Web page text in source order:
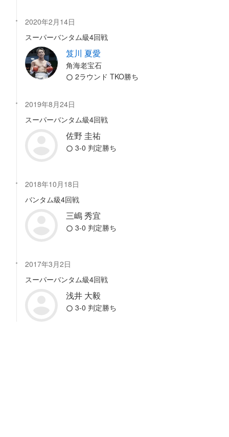
2020年2月14日
スーパーバンタム級4回戦
笈川 夏愛
角海老宝石
2ラウンド TKO勝ち
2019年8月24日
スーパーバンタム級4回戦
佐野 圭祐
3-0 判定勝ち
2018年10月18日
バンタム級4回戦
三嶋 秀宜
3-0 判定勝ち
2017年3月2日
スーパーバンタム級4回戦
浅井 大毅
3-0 判定勝ち